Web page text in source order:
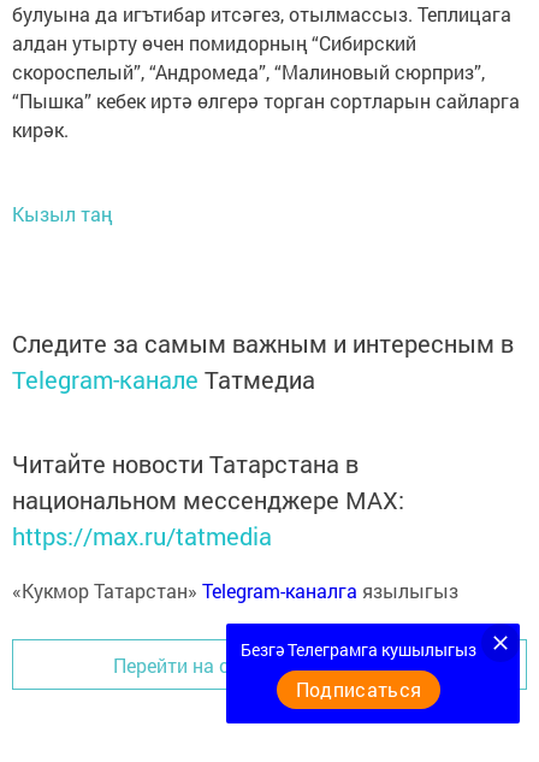
булуына да игътибар итсәгез, отылмассыз. Теплицага
алдан утырту өчен помидорның “Сибирский
скороспелый”, “Андромеда”, “Малиновый сюрприз”,
“Пышка” кебек иртә өлгерә торган сортларын сайларга
кирәк.
Кызыл таң
Следите за самым важным и интересным в
Telegram-канале Татмедиа
Читайте новости Татарстана в
национальном мессенджере MАХ:
https://max.ru/tatmedia
«Кукмор Татарстан» Telegram-каналга язылыгыз
Перейти на страницу новости
Безгә Телеграмга кушылыгыз
Подписаться